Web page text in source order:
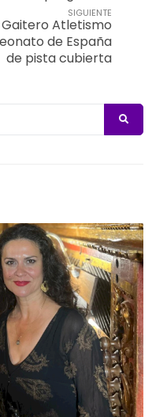
SIGUIENTE
Atletismo
de España
de pista cubierta